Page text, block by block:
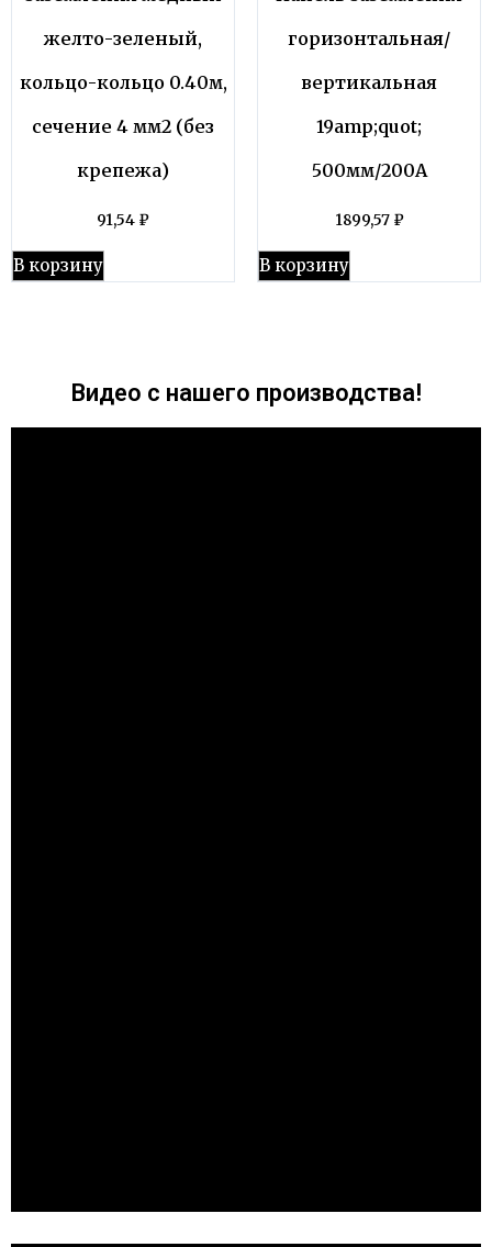
желто-зеленый,
кольцо-кольцо 0.40м,
сечение 4 мм2 (без
крепежа)
91,54 ₽
В корзину
горизонтальная/
вертикальная
19amp;quot;
500мм/200А
1899,57 ₽
В корзину
Видео с нашего производства!